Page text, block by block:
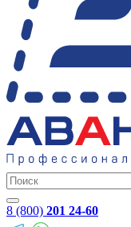
8 (800) 201 24-60